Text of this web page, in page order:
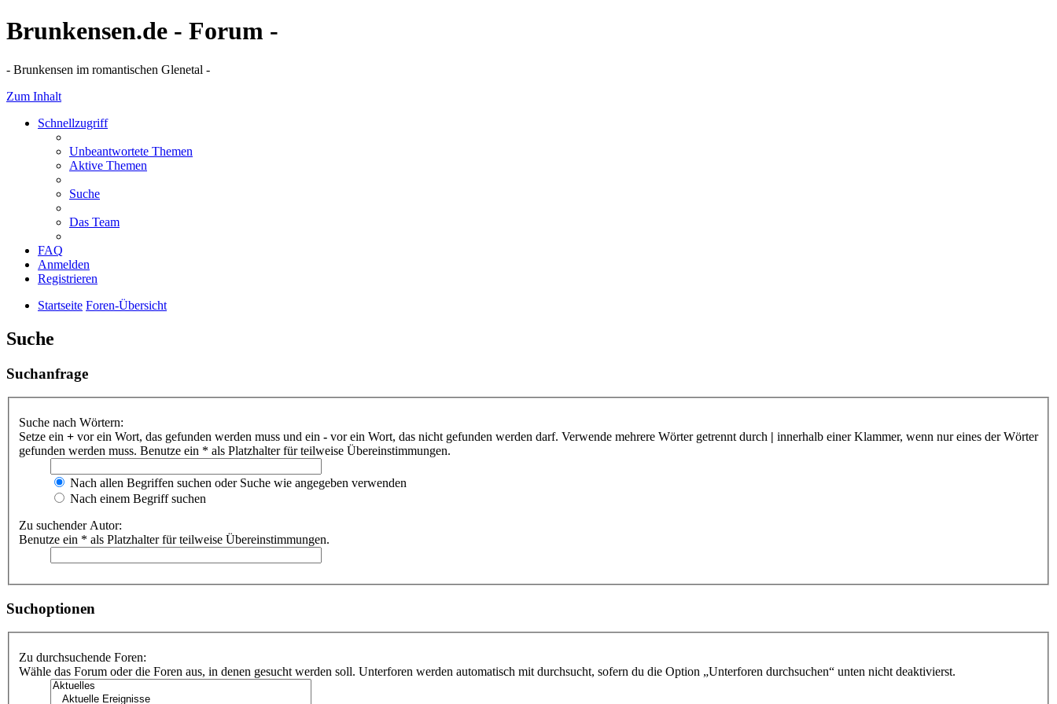
Brunkensen.de - Forum -
- Brunkensen im romantischen Glenetal -
Zum Inhalt
Schnellzugriff
Unbeantwortete Themen
Aktive Themen
Suche
Das Team
FAQ
Anmelden
Registrieren
Startseite Foren-Übersicht
Suche
Suchanfrage
Suche nach Wörtern:
Setze ein + vor ein Wort, das gefunden werden muss und ein - vor ein Wort, das nicht gefunden werden darf. Verwende mehrere Wörter getrennt durch | innerhalb einer Klammer, wenn nur eines der Wörter
gefunden werden muss. Benutze ein * als Platzhalter für teilweise Übereinstimmungen.
Nach allen Begriffen suchen oder Suche wie angegeben verwenden
Nach einem Begriff suchen
Zu suchender Autor:
Benutze ein * als Platzhalter für teilweise Übereinstimmungen.
Suchoptionen
Zu durchsuchende Foren:
Wähle das Forum oder die Foren aus, in denen gesucht werden soll. Unterforen werden automatisch mit durchsucht, sofern du die Option „Unterforen durchsuchen“ unten nicht deaktivierst.